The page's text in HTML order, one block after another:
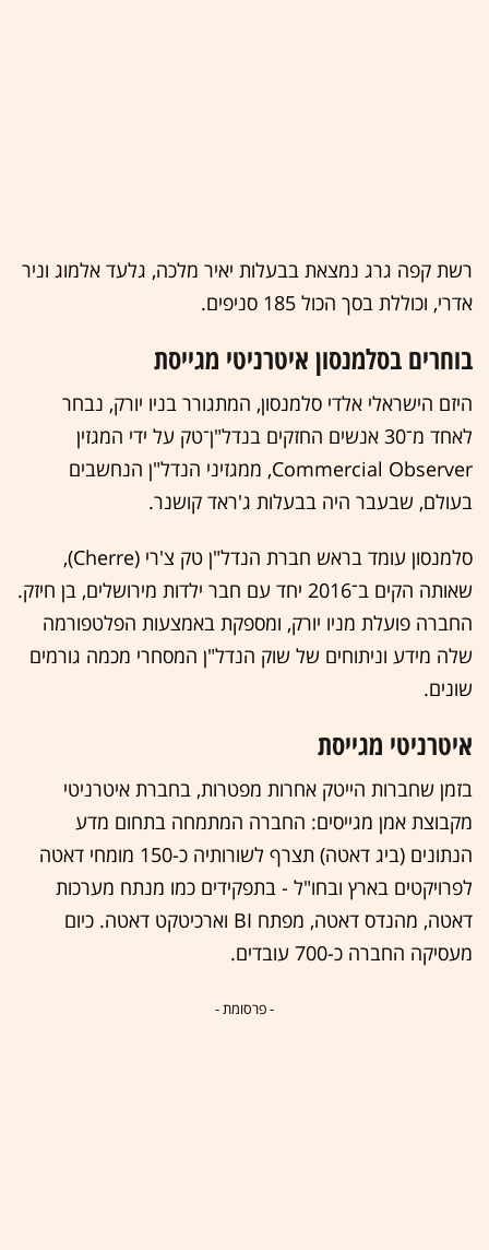
רשת קפה גרג נמצאת בבעלות יאיר מלכה, גלעד אלמוג וניר
אדרי, וכוללת בסך הכול 185 סניפים.
בוחרים בסלמנסון איטרניטי מגייסת
היזם הישראלי אלדי סלמנסון, המתגורר בניו יורק, נבחר
לאחד מ־30 אנשים החזקים בנדל"ן־טק על ידי המגזין
Commercial Observer, ממגזיני הנדל"ן הנחשבים
בעולם, שבעבר היה בבעלות ג'ראד קושנר.
סלמנסון עומד בראש חברת הנדל"ן טק צ'רי (Cherre),
שאותה הקים ב־2016 יחד עם חבר ילדות מירושלים, בן חיזק.
החברה פועלת מניו יורק, ומספקת באמצעות הפלטפורמה
שלה מידע וניתוחים של שוק הנדל"ן המסחרי מכמה גורמים
שונים.
איטרניטי מגייסת
בזמן שחברות הייטק אחרות מפטרות, בחברת איטרניטי
מקבוצת אמן מגייסים: החברה המתמחה בתחום מדע
הנתונים (ביג דאטה) תצרף לשורותיה כ-150 מומחי דאטה
לפרויקטים בארץ ובחו"ל - בתפקידים כמו מנתח מערכות
דאטה, מהנדס דאטה, מפתח BI וארכיטקט דאטה. כיום
מעסיקה החברה כ-700 עובדים.
- פרסומת -